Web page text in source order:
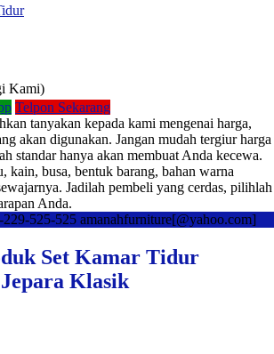
Kami)
Telpon Sekarang
tanyakan kepada kami mengenai harga,
akan digunakan. Jangan mudah tergiur harga
standar hanya akan membuat Anda kecewa.
kain, busa, bentuk barang, bahan warna
Jadilah pembeli yang cerdas, pilihlah
Anda.
229-525-525 amanahfurniture[@yahoo.com]
Set Kamar Tidur
Klasik